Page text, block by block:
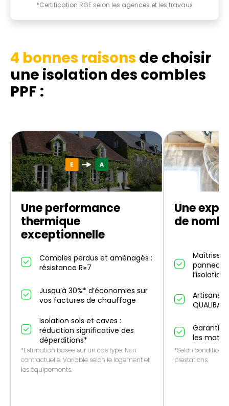
*Certification RGE selon les agences et les travaux
4 bonnes raisons de choisir
une isolation des combles
PPF :
Une performance
thermique
exceptionnelle
Combles perdus et aménagés :
résistance R≥7
Jusqu’à 30%* d’économies sur
vos factures de chauffage
Isolation sols et caves :
réduction significative des
déperditions*
*Estimation basée sur un cas type. Non
contractuelle. Variable selon le logement et
les équipements.
Une
de
Maîtrise
Artisans
QUALIBAT
Garantie
les
*Selon conditions
prestations.